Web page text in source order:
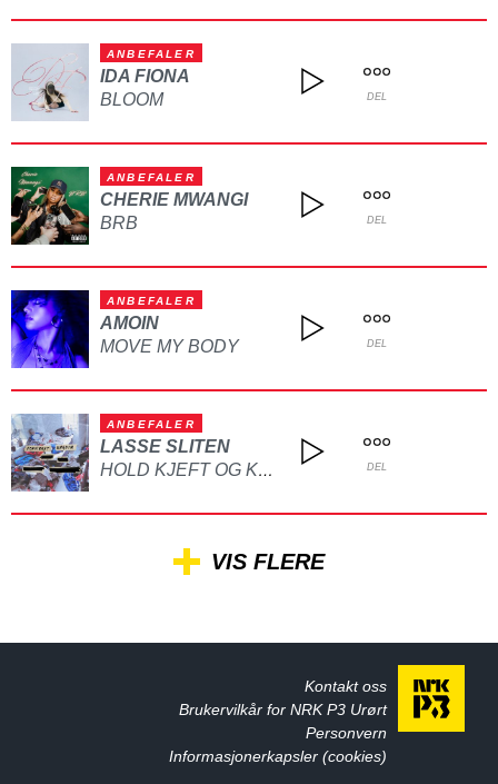
ANBEFALER
IDA FIONA
BLOOM
DEL
ANBEFALER
CHERIE MWANGI
BRB
DEL
ANBEFALER
AMOIN
MOVE MY BODY
DEL
ANBEFALER
LASSE SLITEN
HOLD KJEFT OG KYSS MEG DEL
VIS FLERE
Kontakt oss
Brukervilkår for NRK P3 Urørt
Personvern
Informasjonerkapsler (cookies)